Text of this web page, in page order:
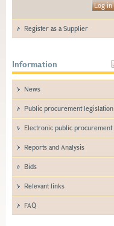
Register as a Supplier
Information
News
Public procurement legislation
Electronic public procurement
Reports and Analysis
Bids
Relevant links
FAQ